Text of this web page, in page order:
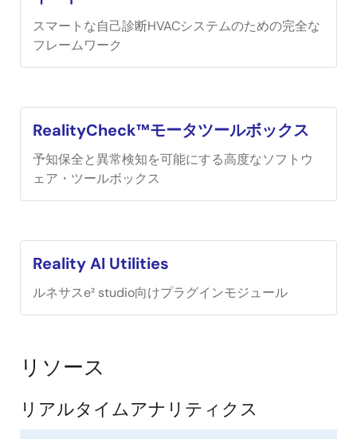
スマートな自己診断HVACシステムのための完全な
フレームワーク
RealityCheck™モータツールボックス
予知保全と異常検知を可能にする高度なソフトウ
ェア・ツールボックス
Reality AI Utilities
ルネサスe² studio向けプラグインモジュール
リソース
リアルタイムアナリティクス